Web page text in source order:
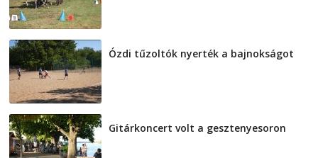
Ózdi tűzoltók nyerték a bajnokságot
Gitárkoncert volt a gesztenyesoron